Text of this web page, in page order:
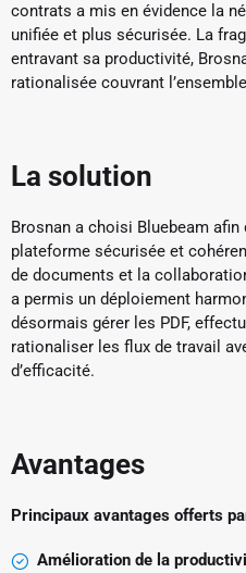
contrats a mis en évidence la
unifiée et plus sécurisée. La
entravant sa productivité,
rationalisée couvrant
La solution
Brosnan a choisi Bluebeam
plateforme sécurisée et
de documents et la
a permis un déploiement
désormais gérer les PDF,
rationaliser les flux de travail
d’efficacité.
Avantages
Principaux avantages offerts
Amélioration de la